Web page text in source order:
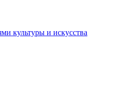
культуры и искусства